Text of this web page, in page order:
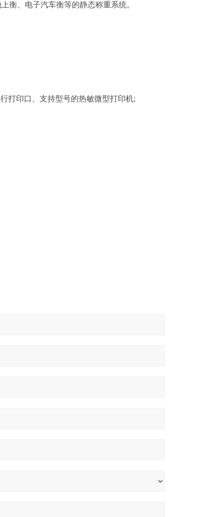
衡、电子汽车衡等的静态称重系统。
打印口、支持型号的热敏微型打印机;